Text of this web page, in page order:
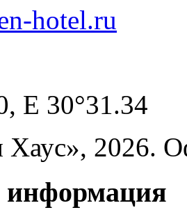
hotel.ru
E 30°31.34
Хаус», 2026.
информация